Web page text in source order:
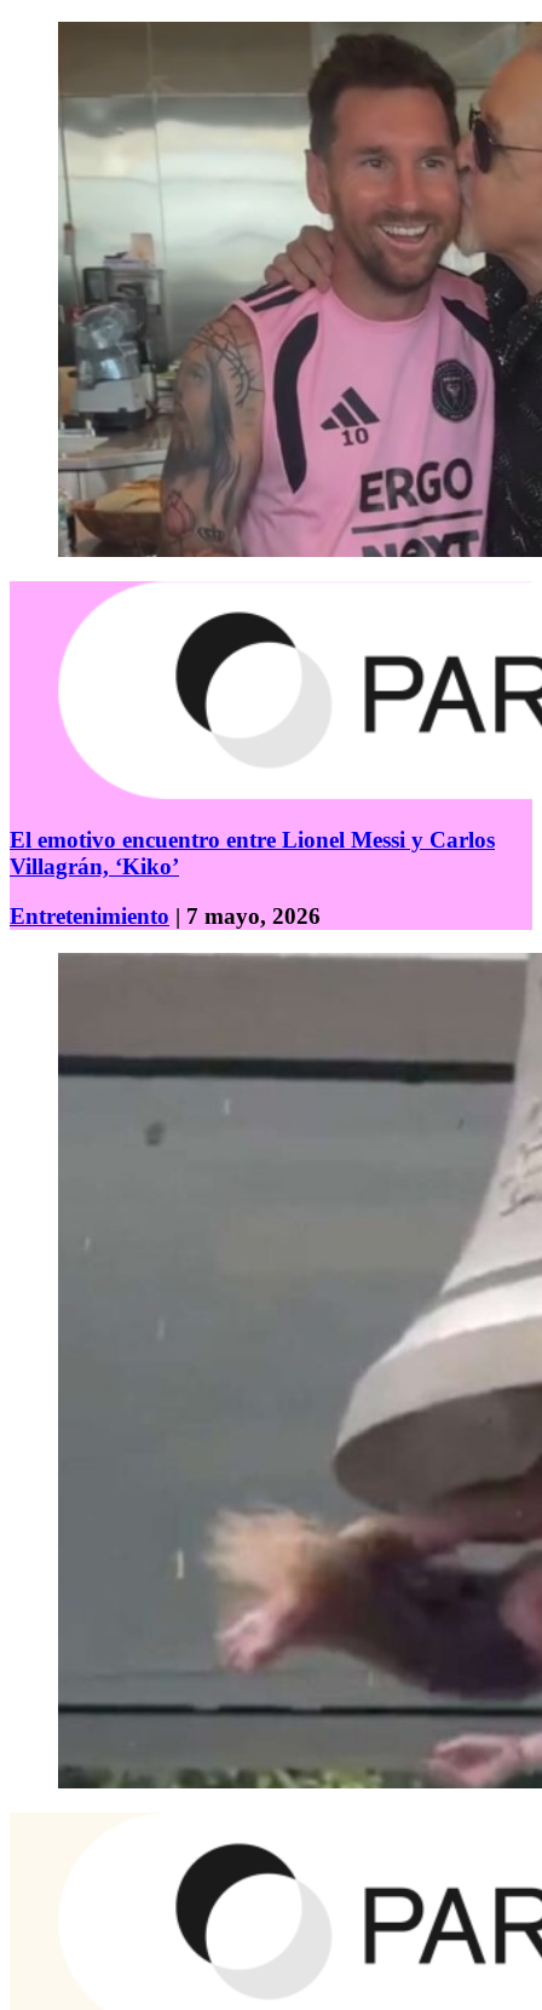
El emotivo encuentro entre Lionel Messi y Carlos
Villagrán, ‘Kiko’
Entretenimiento | 7 mayo, 2026